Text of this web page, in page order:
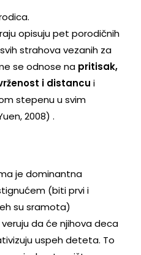
opisuju pet porodičnih
strahova vezanih za
se odnose na pritisak,
i distancu i
stepenu u svim
2008) .
je dominantna
(biti prvi i
su sramota)
da će njihova deca
uspeh deteta. To